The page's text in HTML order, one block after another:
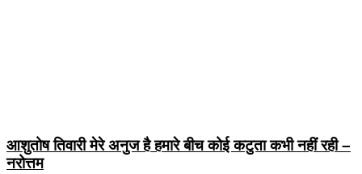
आशुतोष तिवारी मेरे अनुज है हमारे बीच कोई कटुता कभी नहीं रही –
नरोत्तम